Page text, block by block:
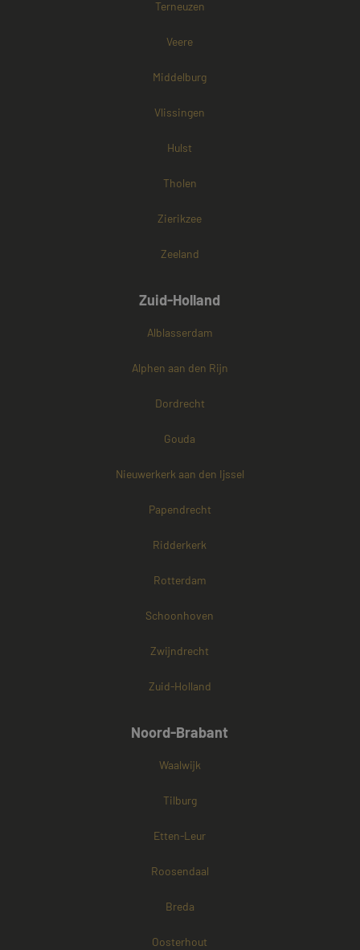
Terneuzen
Veere
Middelburg
Vlissingen
Hulst
Tholen
Zierikzee
Zeeland
Zuid-Holland
Alblasserdam
Alphen aan den Rijn
Dordrecht
Gouda
Nieuwerkerk aan den Ijssel
Papendrecht
Ridderkerk
Rotterdam
Schoonhoven
Zwijndrecht
Zuid-Holland
Noord-Brabant
Waalwijk
Tilburg
Etten-Leur
Roosendaal
Breda
Oosterhout